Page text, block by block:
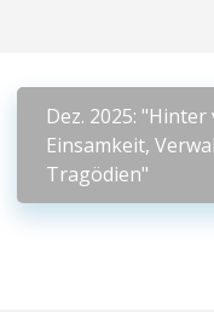
Dez. 2025:
Einsamkeit,
Tragödien"